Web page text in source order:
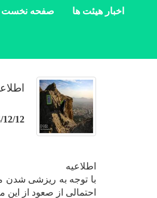
اخبار هیئت ها صفحه نخست
12/12
اطلاعیه
با توجه به ریزشی شدن
احتمالی از صعود از این